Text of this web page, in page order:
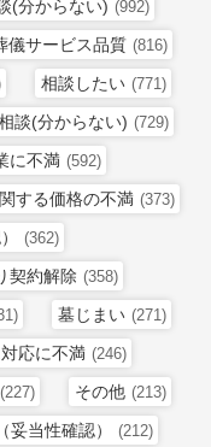
(分からない) (992)
儀サービス品質 (816)
相談したい (771)
談(分からない) (729)
に不満 (592)
する価格の不満 (373)
(362)
契約解除 (358)
墓じまい (271)
応に不満 (246)
(227) その他 (213)
妥当性確認） (212)